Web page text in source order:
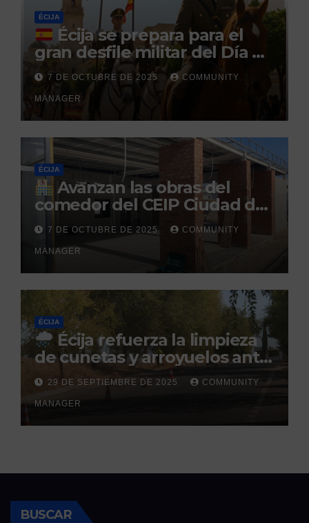
ÉCIJA
Écija se prepara para el
gran desfile militar del Día de
la Hispanidad organizado por
el Centro Militar de Cría
Caballar
7 DE OCTUBRE DE 2025 COMMUNITY
MANAGER
ÉCIJA
Avanzan las obras del
comedor del CEIP Ciudad del
Sol: su finalización está
prevista para finales de 2025
7 DE OCTUBRE DE 2025 COMMUNITY
MANAGER
ÉCIJA
Écija refuerza la limpieza
de cunetas y arroyuelos ante
la llegada de las lluvias
otoñales
29 DE SEPTIEMBRE DE 2025 COMMUNITY
MANAGER
BUSCAR